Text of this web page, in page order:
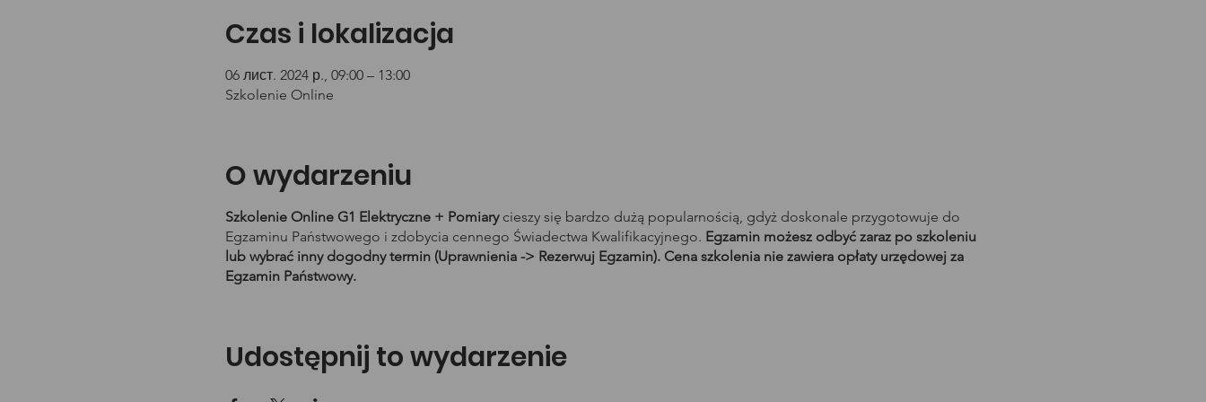
Czas i lokalizacja
06 лист. 2024 р., 09:00 – 13:00
Szkolenie Online
O wydarzeniu
Szkolenie Online G1 Elektryczne + Pomiarycieszy się bardzo dużą popularnością, gdyż doskonale przygotowuje do
Egzaminu Państwowego i zdobycia cennego Świadectwa Kwalifikacyjnego. Egzamin możesz odbyć zaraz po szkoleniu
lub wybrać inny dogodny termin (Uprawnienia -> Rezerwuj Egzamin). Cena szkolenia nie zawiera opłaty urzędowej za
Egzamin Państwowy.
Udostępnij to wydarzenie